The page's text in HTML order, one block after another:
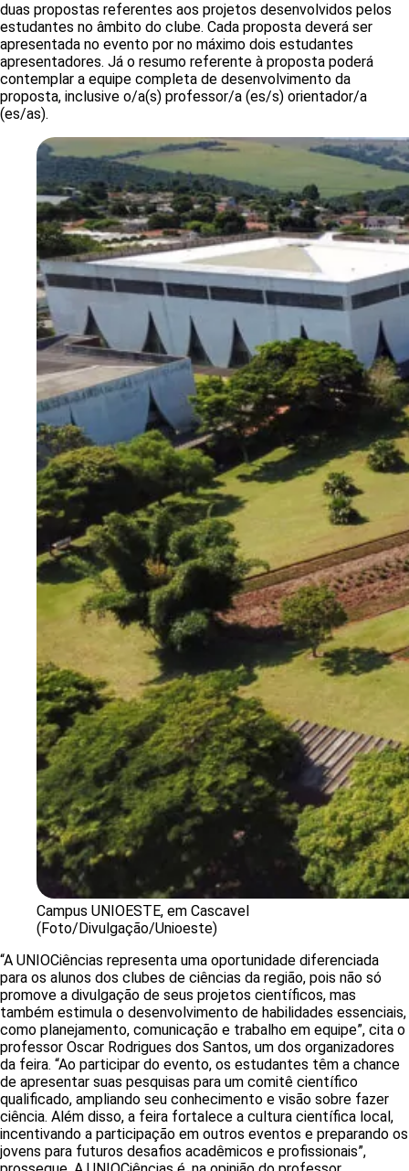
duas propostas referentes aos projetos desenvolvidos pelos
estudantes no âmbito do clube. Cada proposta deverá ser
apresentada no evento por no máximo dois estudantes
apresentadores. Já o resumo referente à proposta poderá
contemplar a equipe completa de desenvolvimento da
proposta, inclusive o/a(s) professor/a (es/s) orientador/a
(es/as).
Campus UNIOESTE, em Cascavel
(Foto/Divulgação/Unioeste)
“A UNIOCiências representa uma oportunidade diferenciada
para os alunos dos clubes de ciências da região, pois não só
promove a divulgação de seus projetos científicos, mas
também estimula o desenvolvimento de habilidades essenciais,
como planejamento, comunicação e trabalho em equipe”, cita o
professor Oscar Rodrigues dos Santos, um dos organizadores
da feira. “Ao participar do evento, os estudantes têm a chance
de apresentar suas pesquisas para um comitê científico
qualificado, ampliando seu conhecimento e visão sobre fazer
ciência. Além disso, a feira fortalece a cultura científica local,
incentivando a participação em outros eventos e preparando os
jovens para futuros desafios acadêmicos e profissionais”,